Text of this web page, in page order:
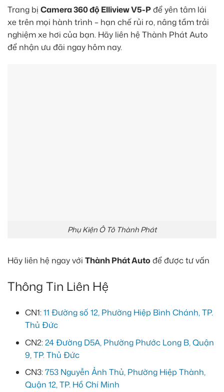
Trang bị Camera 360 độ Elliview V5-Pđể yên tâm lái
xe trên mọi hành trình – hạn chế rủi ro, nâng tầm trải
nghiệm xe hơi của bạn. Hãy liên hệ Thành Phát Auto
để nhận ưu đãi ngay hôm nay.
Phụ Kiện Ô Tô Thành Phát
Hãy liên hệ ngay với Thành Phát Auto để được tư vấn
Thông Tin Liên Hệ
CN1:11 Đường số 12, Phường Hiệp Bình Chánh, TP.
Thủ Đức
CN2:24 Đường D5A, Phường Phước Long B, Quận
9, TP. Thủ Đức
CN3:753 Nguyễn Ảnh Thủ, Phường Hiệp Thành,
Quận 12, TP. Hồ Chí Minh